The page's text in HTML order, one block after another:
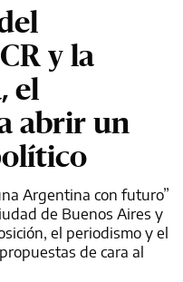
y la
el
abrir un
Argentina con futuro”
de Buenos Aires y
el periodismo y el
de cara al